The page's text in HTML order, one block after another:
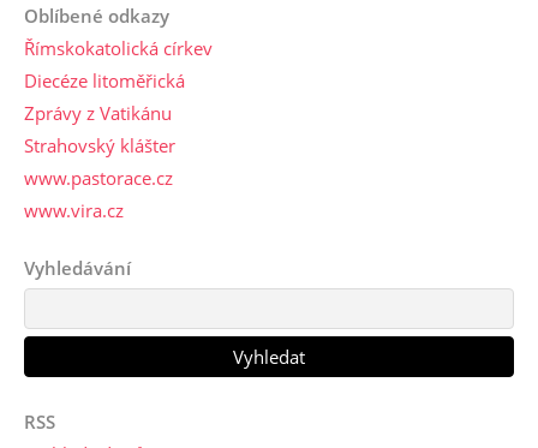
Oblíbené odkazy
Římskokatolická církev
Diecéze litoměřická
Zprávy z Vatikánu
Strahovský klášter
www.pastorace.cz
www.vira.cz
Vyhledávání
RSS